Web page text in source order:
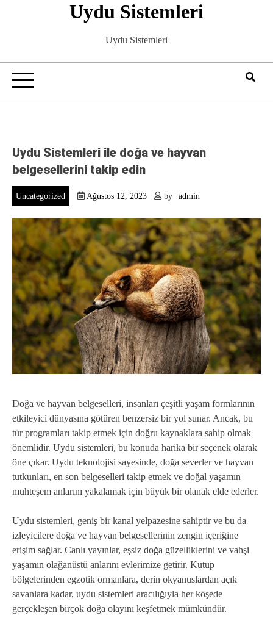
Uydu Sistemleri
Uydu Sistemleri
Uydu Sistemleri ile doğa ve hayvan
belgesellerini takip edin
Uncategorized Ağustos 12, 2023 by admin
Doğa ve hayvan belgeselleri, insanları çeşitli yaşam formlarının
etkileyici dünyasına götüren benzersiz bir yol sunar. Ancak, bu
tür programları takip etmek için doğru kaynaklara sahip olmak
önemlidir. Uydu sistemleri, bu konuda harika bir seçenek olarak
öne çıkar. Uydu teknolojisi sayesinde, doğa severler ve hayvan
tutkunları, en son belgeselleri takip etmek ve doğal yaşamın
muhteşem anlarını yakalamak için büyük bir olanak elde ederler.
Uydu sistemleri, geniş bir kanal yelpazesine sahiptir ve bu da
izleyicilere doğa ve hayvan belgesellerinin zengin içeriğine
erişim sağlar. Canlı yayınlar, eşsiz doğa güzelliklerini ve vahşi
yaşamın olağanüstü anlarını evlerimize getirir. Kutup
bölgelerinden egzotik ormanlara, derin okyanuslardan açık
savanlara kadar, uydu sistemleri aracılığıyla her köşede
gerçekleşen birçok doğa olayını keşfetmek mümkündür.